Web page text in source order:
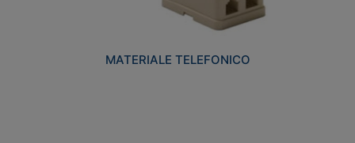
MATERIALE TELEFONICO